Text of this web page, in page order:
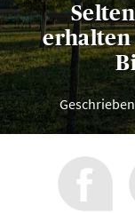
erhalten